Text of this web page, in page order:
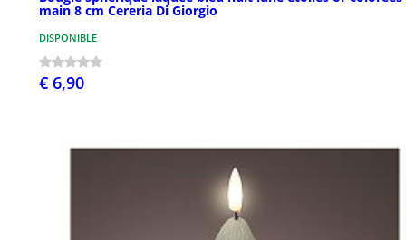
main 8 cm Cereria Di Giorgio
DISPONIBLE
€ 6,90